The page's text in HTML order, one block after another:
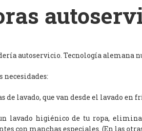
autoservicio. Tecnología alemana
necesidades:
lavado, que van desde el lavado en
lavado higiénico de tu ropa,
con manchas especiales. (En las